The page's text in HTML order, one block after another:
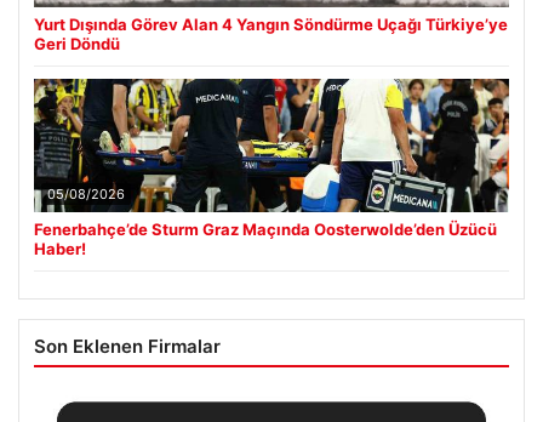
Yurt Dışında Görev Alan 4 Yangın Söndürme Uçağı Türkiye’ye
Geri Döndü
05/08/2026
Fenerbahçe’de Sturm Graz Maçında Oosterwolde’den Üzücü
Haber!
Son Eklenen Firmalar